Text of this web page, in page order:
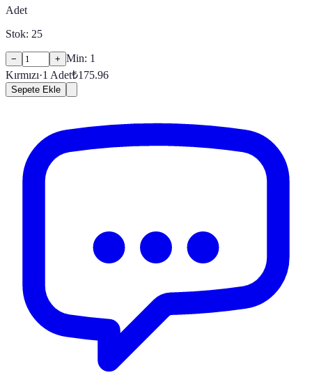
Adet
Stok: 25
− + Min: 1
Kırmızı·1 Adet₺175.96
Sepete Ekle